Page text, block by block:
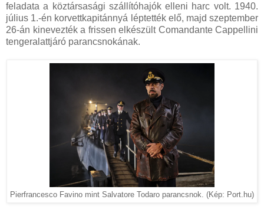
feladata a köztársasági szállítóhajók elleni harc volt. 1940.
július 1.-én korvettkapitánnyá léptették elő, majd szeptember
26-án kinevezték a frissen elkészült Comandante Cappellini
tengeralattjáró parancsnokának.
Pierfrancesco Favino mint Salvatore Todaro parancsnok. (Kép: Port.hu)